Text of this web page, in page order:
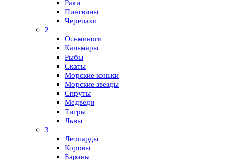
Раки
Пингвины
Черепахи
2
Осьминоги
Кальмары
Рыбы
Скаты
Морские коньки
Морские звезды
Спруты
Медведи
Тигры
Львы
3
Леопарды
Коровы
Бараны